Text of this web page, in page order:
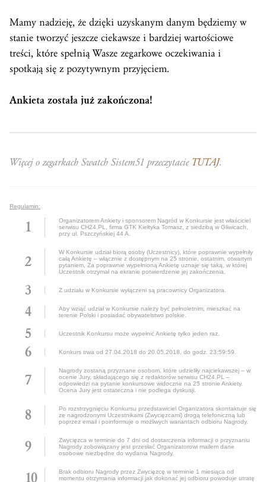
Mamy nadzieję, że dzięki uzyskanym danym będziemy w
stanie tworzyć jeszcze ciekawsze i bardziej wartościowe
treści, które spełnią Wasze zegarkowe oczekiwania i
spotkają się z pozytywnym przyjęciem.
Ankieta została już zakończona!
Więcej o zegarkach Swatch Sistem51 przeczytacie TUTAJ.
Regulamin:
Organizatorem Ankiety i sponsorem Nagród w Konkursie jest właściciel
serwisu CH24.PL, firma GTK Kiełtyka Tomasz, z siedzibą w Gliwicach,
przy ul. Pszczyńskiej 44 A.
W Konkursie udział biorą osoby (Uczestnicy), które poprawnie wypełniły
całą Ankietę – włącznie z dostępnym na 25 stronie, ostatnim, otwartym
pytaniem. Za poprawnie wypełnioną Ankietę uznaje się taką, w której
Uczestnik otrzymał na ekranie potwierdzenie jej zakończenia.
Z udziału w Konkursie wyłączeni są pracownicy Organizatora.
Aby wziąć udział w Konkursie należy być pełnoletnim, mieszkać na
terenie Polski i posiadać obywatelstwo polskie.
Uczestnik Konkursu może wypełnić Ankietę tylko jeden raz.
Konkurs trwa od 27.04.2018 do 20.05.2018, do godz. 23:59:59.
Nagrody zostaną przyznane osobom, które udzieliły najciekawszej – w
ocenie Jury, składającego się z redaktorów serwisu CH24.PL –
odpowiedzi na pytanie konkursowe widoczne na 25 stronie Ankiety.
Ocena Jury jest ostateczna i nie podlega dyskusji.
Po rozstrzygnięciu Konkursu przedstawiciel Organizatora skontaktuje się
ze nagrodzonymi Uczestnikami (Zwycięzcami) drogą telefoniczną lub
poprzez email i poinformuje o możliwych wariantach odbioru Nagrody.
Zwycięzca w terminie do 7 dni od dostarczenia informacji o przyznaniu
Nagrody zobowiązany jest przesłać Organizatorowi mailem dane
osobowe niezbędne do wydania Nagrody.
Brak odbioru Nagrody przez Zwycięzcę w terminie 1 miesiąca od
momentu otrzymania informacji jak dokonać jej odbioru powoduje utratę